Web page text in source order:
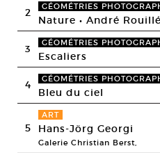
2 GÉOMÉTRIES
Nature • André Rouillé
3 GÉOMÉTRIES
Escaliers
4 GÉOMÉTRIES
Bleu du ciel
5
ART
Hans-Jörg Georgi
Galerie Christian Berst,